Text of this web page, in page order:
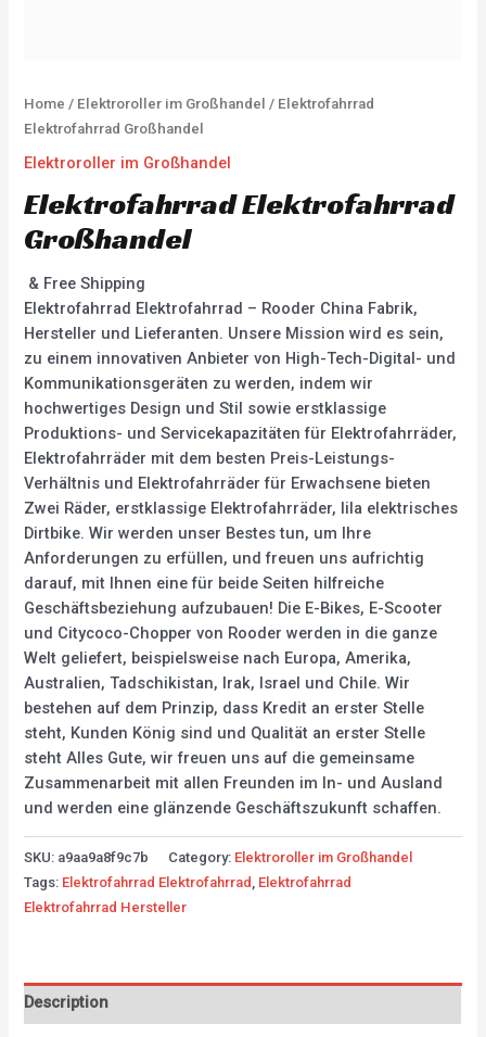
Home / Elektroroller im Großhandel / Elektrofahrrad
Elektrofahrrad Großhandel
Elektroroller im Großhandel
Elektrofahrrad Elektrofahrrad
Großhandel
& Free Shipping
Elektrofahrrad Elektrofahrrad – Rooder China Fabrik,
Hersteller und Lieferanten. Unsere Mission wird es sein,
zu einem innovativen Anbieter von High-Tech-Digital- und
Kommunikationsgeräten zu werden, indem wir
hochwertiges Design und Stil sowie erstklassige
Produktions- und Servicekapazitäten für Elektrofahrräder,
Elektrofahrräder mit dem besten Preis-Leistungs-
Verhältnis und Elektrofahrräder für Erwachsene bieten
Zwei Räder, erstklassige Elektrofahrräder, lila elektrisches
Dirtbike. Wir werden unser Bestes tun, um Ihre
Anforderungen zu erfüllen, und freuen uns aufrichtig
darauf, mit Ihnen eine für beide Seiten hilfreiche
Geschäftsbeziehung aufzubauen! Die E-Bikes, E-Scooter
und Citycoco-Chopper von Rooder werden in die ganze
Welt geliefert, beispielsweise nach Europa, Amerika,
Australien, Tadschikistan, Irak, Israel und Chile. Wir
bestehen auf dem Prinzip, dass Kredit an erster Stelle
steht, Kunden König sind und Qualität an erster Stelle
steht Alles Gute, wir freuen uns auf die gemeinsame
Zusammenarbeit mit allen Freunden im In- und Ausland
und werden eine glänzende Geschäftszukunft schaffen.
SKU: a9aa9a8f9c7b Category: Elektroroller im Großhandel
Tags: Elektrofahrrad Elektrofahrrad Elektrofahrrad
Elektrofahrrad Hersteller
Description